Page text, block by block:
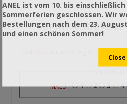
OPINAR SOBRE EL
MALO 1 2 3 4
ANEL ist vom 10. bis
Sommerferien geschlossen. Wir
Bestellungen nach dem 23.
und einen schönen Sommer!